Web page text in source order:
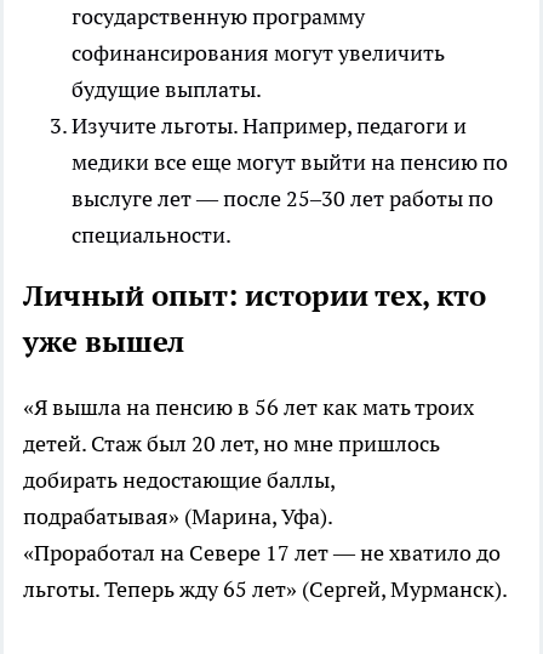
государственную программу
софинансирования могут увеличить
будущие выплаты.
Изучите льготы. Например, педагоги и
медики все еще могут выйти на пенсию по
выслуге лет — после 25–30 лет работы по
специальности.
Личный опыт: истории тех, кто
уже вышел
«Я вышла на пенсию в 56 лет как мать троих
детей. Стаж был 20 лет, но мне пришлось
добирать недостающие баллы,
подрабатывая» (Марина, Уфа).
«Проработал на Севере 17 лет — не хватило до
льготы. Теперь жду 65 лет» (Сергей, Мурманск).